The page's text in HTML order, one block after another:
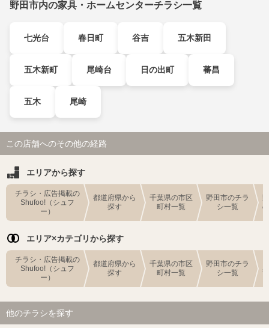
野田市内の家具・ホームセンターチラシ一覧
七光台 春日町 谷吉 五木新田
五木新町 尾崎台 日の出町 蕃昌
五木 尾崎
この店舗へのその他の経路
エリアから探す
チラシ・広告掲載の
Shufoo!（シュフ
ー）
都道府県から
探す
千葉県の市区
町村一覧
野田市のチラ
シ一覧
エリア×カテゴリから探す
チラシ・広告掲載の
Shufoo!（シュフ
ー）
都道府県から
探す
千葉県の市区
町村一覧
野田市のチラ
シ一覧
他のチラシを探す